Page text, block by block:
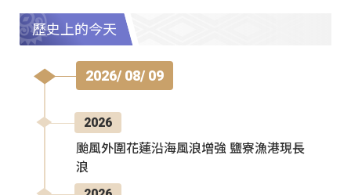
歷史上的今天
2026/ 08/ 09
2026
颱風外圍花蓮沿海風浪增強 鹽寮漁港現長
浪